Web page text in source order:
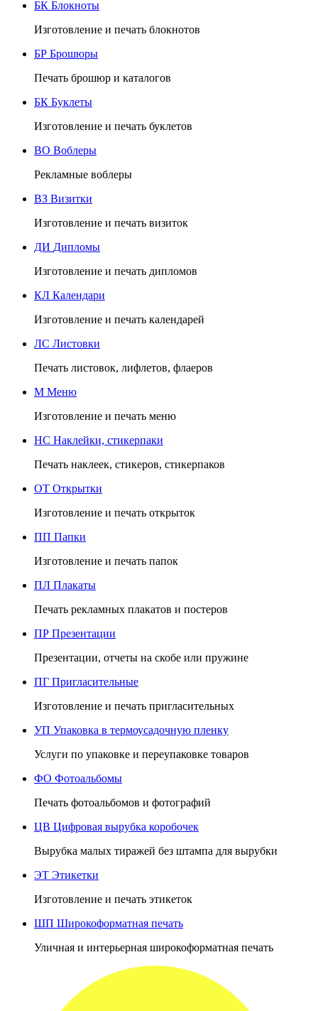
БК Блокноты
Изготовление и печать блокнотов
БР Брошюры
Печать брошюр и каталогов
БК Буклеты
Изготовление и печать буклетов
ВО Воблеры
Рекламные воблеры
ВЗ Визитки
Изготовление и печать визиток
ДИ Дипломы
Изготовление и печать дипломов
КЛ Календари
Изготовление и печать календарей
ЛС Листовки
Печать листовок, лифлетов, флаеров
М Меню
Изготовление и печать меню
НС Наклейки, стикерпаки
Печать наклеек, стикеров, стикерпаков
ОТ Открытки
Изготовление и печать открыток
ПП Папки
Изготовление и печать папок
ПЛ Плакаты
Печать рекламных плакатов и постеров
ПР Презентации
Презентации, отчеты на скобе или пружине
ПГ Пригласительные
Изготовление и печать пригласительных
УП Упаковка в термоусадочную пленку
Услуги по упаковке и переупаковке товаров
ФО Фотоальбомы
Печать фотоальбомов и фотографий
ЦВ Цифровая вырубка коробочек
Вырубка малых тиражей без штампа для вырубки
ЭТ Этикетки
Изготовление и печать этикеток
ШП Широкоформатная печать
Уличная и интерьерная широкоформатная печать